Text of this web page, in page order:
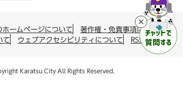
ホームページについて
著作権・免責事項について
て
ウェブアクセシビリティについて RSS配信
Karatsu City All Rights Reserved.